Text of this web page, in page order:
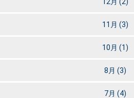
11月 (3)
10月 (1)
8月 (3)
7月 (4)